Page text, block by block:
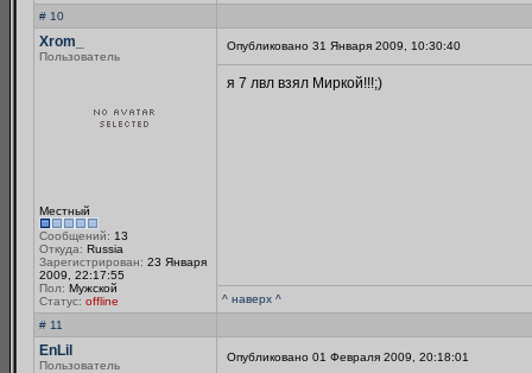
# 10
Xrom_
Пользователь
Местный
Сообщений: 13
Откуда: Russia
Зарегистрирован: 23 Января
2009, 22:17:55
Пол: Мужской
Статус: offline
Опубликовано 31 Января 2009, 10:30:40
я 7 лвл взял Миркой!!!;)
^ наверх ^
# 11
EnLil
Пользователь
Опубликовано 01 Февраля 2009, 20:18:01